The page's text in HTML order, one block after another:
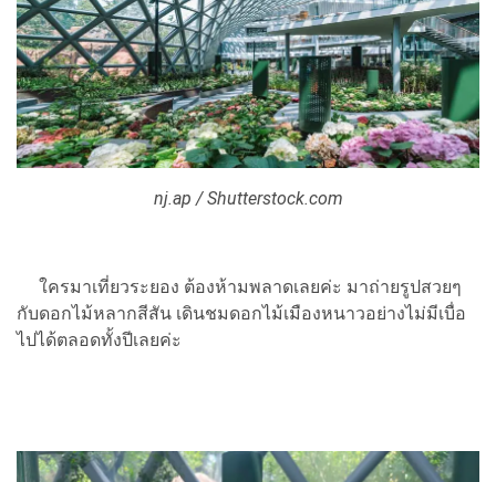
nj.ap / Shutterstock.com
ใครมาเที่ยวระยอง ต้องห้ามพลาดเลยค่ะ มาถ่ายรูปสวยๆ
กับดอกไม้หลากสีสัน เดินชมดอกไม้เมืองหนาวอย่างไม่มีเบื่อ
ไปได้ตลอดทั้งปีเลยค่ะ